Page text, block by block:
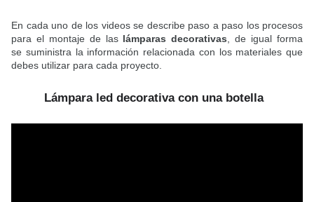
En cada uno de los videos se describe paso a paso los procesos
para el montaje de las lámparas decorativas , de igual forma
se suministra la información relacionada con los materiales que
debes utilizar para cada proyecto.
Lámpara led decorativa con una botella